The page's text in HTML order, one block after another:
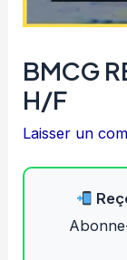
BMCG
H/F
Laisser un